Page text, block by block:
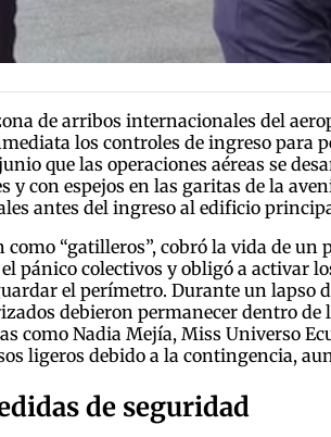
de arribos internacionales del
los controles de ingreso para
que las operaciones aéreas se
con espejos en las garitas de la
antes del ingreso al edificio
“gatilleros”, cobró la vida de
pánico colectivos y obligó a activar
el perímetro. Durante un lapso
debieron permanecer dentro de
como Nadia Mejía, Miss Universo
ligeros debido a la contingencia,
de seguridad